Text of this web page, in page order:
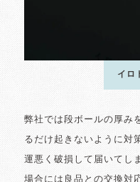
イロ
弊社では段ボールの厚み
るだけ起きないように対
運悪く破損して届いてし
場合には良品との交換対